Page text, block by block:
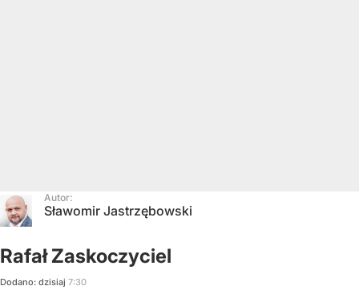
Autor:
Sławomir Jastrzębowski
Rafał Zaskoczyciel
Dodano: dzisiaj 7:30